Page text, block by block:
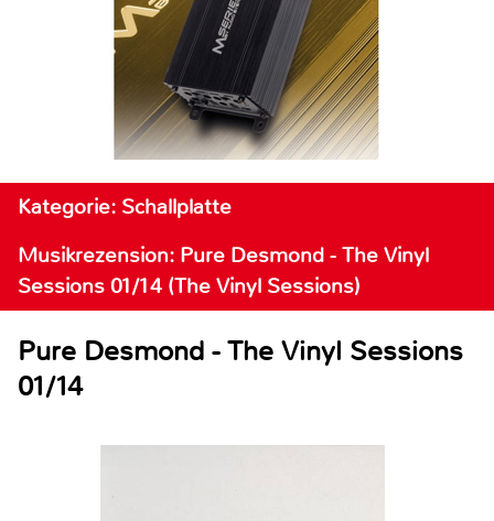
Kategorie: Schallplatte
Musikrezension: Pure Desmond - The Vinyl
Sessions 01/14 (The Vinyl Sessions)
Pure Desmond - The Vinyl Sessions
01/14